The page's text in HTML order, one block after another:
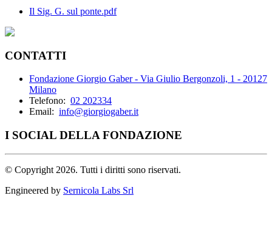
Il Sig. G. sul ponte.pdf
CONTATTI
Fondazione Giorgio Gaber - Via Giulio Bergonzoli, 1 - 20127
Milano
Telefono: 02 202334
Email: info@giorgiogaber.it
I SOCIAL DELLA FONDAZIONE
© Copyright 2026. Tutti i diritti sono riservati.
Engineered by Sernicola Labs Srl